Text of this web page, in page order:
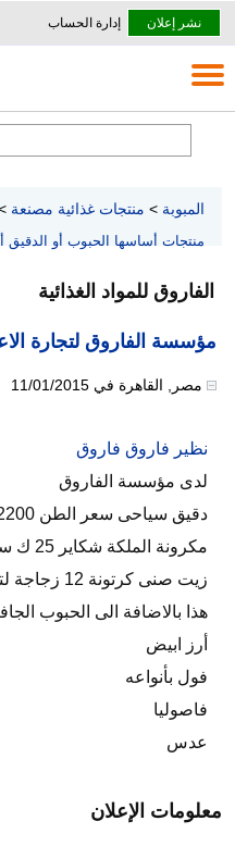
نشر إعلان إدارة الحساب
المبوبة > منتجات غذائية مصنعة
منتجات أساسها الحبوب أو الدقيق
الفاروق للمواد الغذائية
مؤسسة الفاروق لتجارة
مصر القاهرة في 11/01/2015
نظير فاروق فاروق
لدى مؤسسة الفاروق
دقيق سياحى سعر الطن 2200
مكرونة الملكة شكاير 25 ك سعر الطن 2900
زيت صنى كرتونة 12 زجاجة لتر سعر الكرتونة 100 جنيه
هذا بالاضافة الى الحبوب
أرز ابيض
فول بأنواعه
فاصوليا
عدس
معلومات الإعلان